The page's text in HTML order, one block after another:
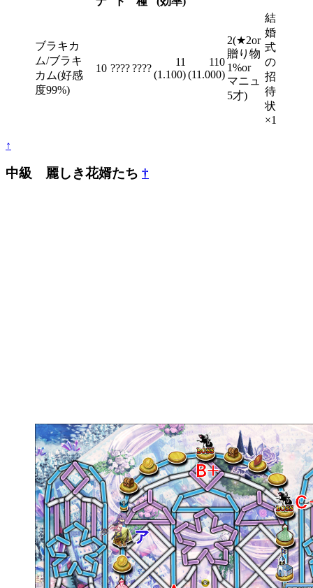
ブラキカ
ム/ブラキ
カム(好感
度99%)
10 ????????
11
(1.100)
110
(11.000)
2(★2or
贈り物
1%or
マニュ
5才)
結
婚
式
の
招
待
状
×1
↑
中級 麗しき花婿たち †